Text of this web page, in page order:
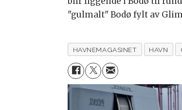
"gulmalt" Bodø fylt av
HAVNEMAGASINET HAVN